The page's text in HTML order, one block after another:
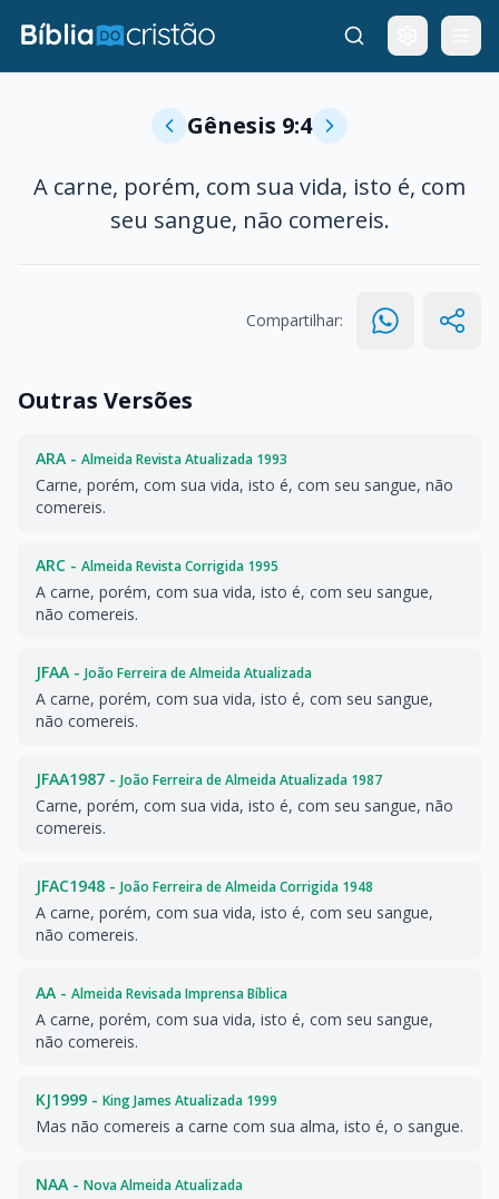
Gênesis 9:4
A carne, porém, com sua vida, isto é, com
seu sangue, não comereis.
Compartilhar:
Outras Versões
ARA - Almeida Revista Atualizada 1993
Carne, porém, com sua vida, isto é, com seu sangue, não
comereis.
ARC - Almeida Revista Corrigida 1995
A carne, porém, com sua vida, isto é, com seu sangue,
não comereis.
JFAA - João Ferreira de Almeida Atualizada
A carne, porém, com sua vida, isto é, com seu sangue,
não comereis.
JFAA1987 - João Ferreira de Almeida Atualizada 1987
Carne, porém, com sua vida, isto é, com seu sangue, não
comereis.
JFAC1948 - João Ferreira de Almeida Corrigida 1948
A carne, porém, com sua vida, isto é, com seu sangue,
não comereis.
AA - Almeida Revisada Imprensa Bíblica
A carne, porém, com sua vida, isto é, com seu sangue,
não comereis.
KJ1999 - King James Atualizada 1999
Mas não comereis a carne com sua alma, isto é, o sangue.
NAA - Nova Almeida Atualizada